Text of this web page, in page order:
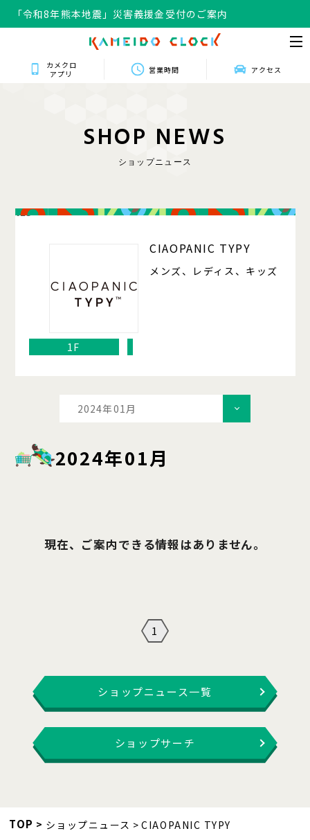
「令和8年熊本地震」災害義援金受付のご案内
カメクロ
アプリ
営業時間 アクセス
SHOP NEWS
ショップニュース
125
CIAOPANIC TYPY
メンズ、レディス、キッズ
1F
2024年01月
2024年01月
現在、ご案内できる情報はありません。
1
ショップニュース一覧
ショップサーチ
TOP ショップニュース CIAOPANIC TYPY